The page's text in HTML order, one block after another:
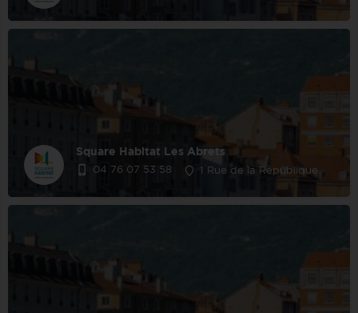
Square Habitat Les Abrets
04 76 07 53 58 1 Rue de la République